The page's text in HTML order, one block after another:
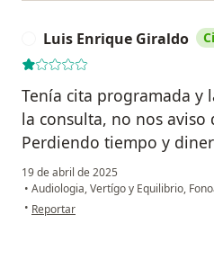
Luis Enrique Giraldo
Tenía cita programada y
la consulta, no nos aviso
Perdiendo tiempo y
19 de abril de 2025
• Audiologia, Vertígo y Equilibrio,
• en opinión del usuario Luis Enrique
Reportar